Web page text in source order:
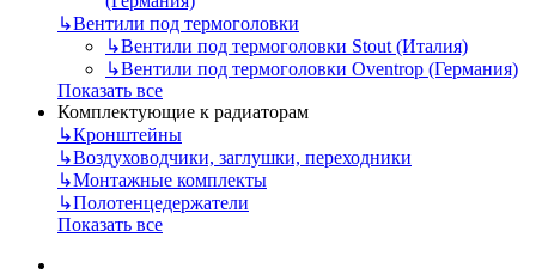
↳Вентили под термоголовки
↳Вентили под термоголовки Stout (Италия)
↳Вентили под термоголовки Oventrop (Германия)
Показать все
Комплектующие к радиаторам
↳Кронштейны
↳Воздуховодчики, заглушки, переходники
↳Монтажные комплекты
↳Полотенцедержатели
Показать все